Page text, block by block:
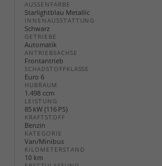
AUSSENFARBE
Starlightblau Metallic
INNENAUSSTATTUNG
Schwarz
GETRIEBE
Automatik
ANTRIEBSACHSE
Frontantrieb
SCHADSTOFFKLASSE
Euro 6
HUBRAUM
1.498 ccm
LEISTUNG
85 kW (116 PS)
KRAFTSTOFF
Benzin
KATEGORIE
Van/Minibus
KILOMETERSTAND
10 km